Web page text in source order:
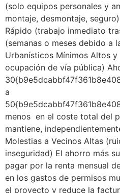
(solo equipos personales y
montaje, desmontaje,
Rápido (trabajo inmediato
(semanas o meses debido a
Urbanísticos Mínimos Altos
ocupación de vía pública)
a
menos en el coste total del
mantiene,
Molestias a Vecinos Altas
inseguridad) El ahorro más
pagar por la renta mensual
en los gastos de permisos
el proyecto y reduce la